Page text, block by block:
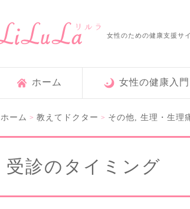
女性のための健康支援サ
ホーム 女性の健康入門
ホーム > 教えてドクター > その他, 生理・生理
受診のタイミング